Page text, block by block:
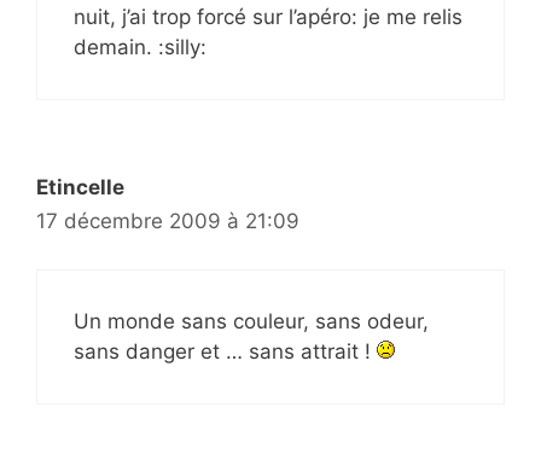
nuit, j’ai trop forcé sur l’apéro: je me relis
demain. :silly:
Etincelle
17 décembre 2009 à 21:09
Un monde sans couleur, sans odeur,
sans danger et … sans attrait !